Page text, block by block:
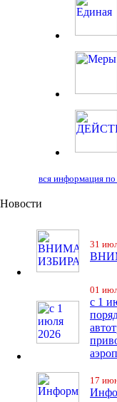
вся информация
Новости
31
01
с 1
17